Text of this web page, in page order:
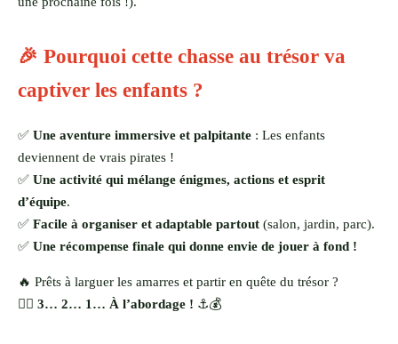
🎉 Pourquoi cette chasse au trésor va
captiver les enfants ?
✅ Une aventure immersive et palpitante : Les enfants
deviennent de vrais pirates !
✅ Une activité qui mélange énigmes, actions et esprit
d’équipe.
✅ Facile à organiser et adaptable partout (salon, jardin, parc).
✅ Une récompense finale qui donne envie de jouer à fond !
🔥 Prêts à larguer les amarres et partir en quête du trésor ?
🏴‍☠️ 3… 2… 1… À l’abordage ! ⚓️💰